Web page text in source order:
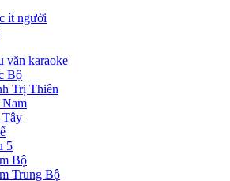
ít người
văn karaoke
Bộ
Trị Thiên
Nam
Tây
5
Bộ
Trung Bộ